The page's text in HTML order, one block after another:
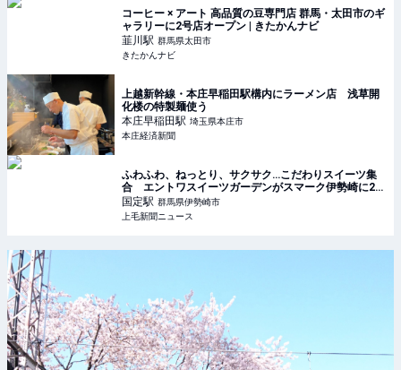
コーヒー × アート 高品質の豆専門店 群馬・太田市のギ
ャラリーに2号店オープン | きたかんナビ
韮川駅 群馬県太田市
きたかんナビ
上越新幹線・本庄早稲田駅構内にラーメン店 浅草開
化楼の特製麺使う
本庄早稲田駅 埼玉県本庄市
本庄経済新聞
ふわふわ、ねっとり、サクサク…こだわりスイーツ集
合 エントワスイーツガーデンがスマーク伊勢崎に20
日オープン ｜ 上毛新聞ニュース
国定駅 群馬県伊勢崎市
上毛新聞ニュース